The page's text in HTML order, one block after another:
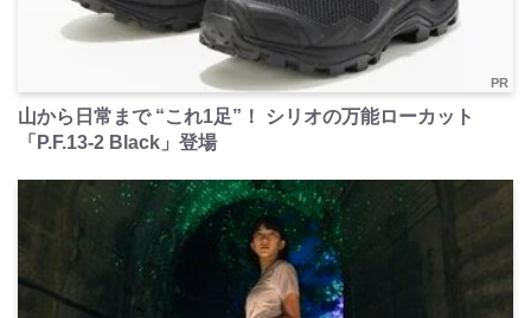
PR
山から日常まで “これ1足”！ シリオの万能ローカット
「P.F.13-2 Black」登場